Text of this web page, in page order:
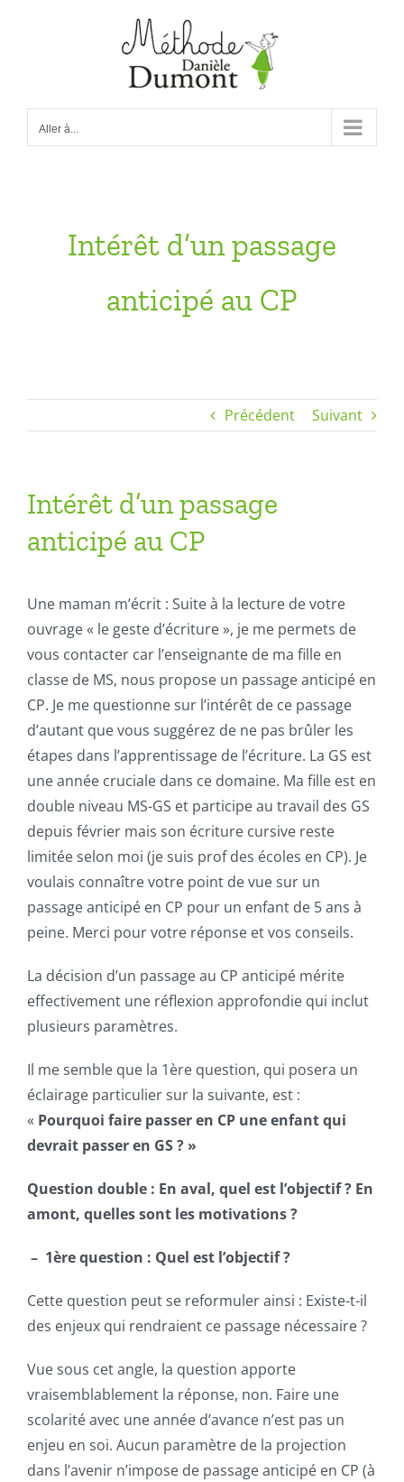
Aller à...
Intérêt d’un passage
anticipé au CP
Précédent Suivant
Intérêt d’un passage
anticipé au CP
Une maman m’écrit : Suite à la lecture de votre
ouvrage « le geste d’écriture », je me permets de
vous contacter car l’enseignante de ma fille en
classe de MS, nous propose un passage anticipé en
CP. Je me questionne sur l’intérêt de ce passage
d’autant que vous suggérez de ne pas brûler les
étapes dans l’apprentissage de l’écriture. La GS est
une année cruciale dans ce domaine. Ma fille est en
double niveau MS-GS et participe au travail des GS
depuis février mais son écriture cursive reste
limitée selon moi (je suis prof des écoles en CP). Je
voulais connaître votre point de vue sur un
passage anticipé en CP pour un enfant de 5 ans à
peine. Merci pour votre réponse et vos conseils.
La décision d’un passage au CP anticipé mérite
effectivement une réflexion approfondie qui inclut
plusieurs paramètres.
Il me semble que la 1ère question, qui posera un
éclairage particulier sur la suivante, est :
« Pourquoi faire passer en CP une enfant qui
devrait passer en GS ? »
Question double : En aval, quel est l’objectif ? En
amont, quelles sont les motivations ?
– 1ère question : Quel est l’objectif ?
Cette question peut se reformuler ainsi : Existe-t-il
des enjeux qui rendraient ce passage nécessaire ?
Vue sous cet angle, la question apporte
vraisemblablement la réponse, non. Faire une
scolarité avec une année d’avance n’est pas un
enjeu en soi. Aucun paramètre de la projection
dans l’avenir n’impose de passage anticipé en CP (à